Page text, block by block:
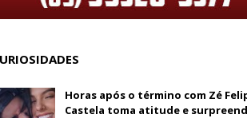
Horas após o término com Zé
Castela toma atitude e